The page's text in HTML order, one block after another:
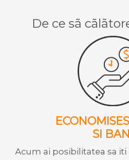
De ce sã
SI
Acum ai posibilitatea sa iti